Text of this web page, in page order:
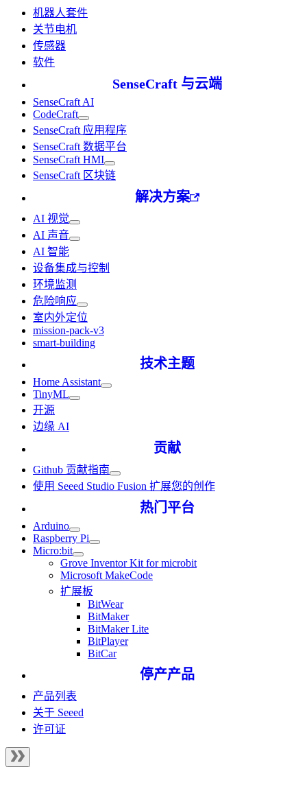
机器人套件
关节电机
传感器
软件
SenseCraft 与云端
SenseCraft AI
CodeCraft
SenseCraft 应用程序
SenseCraft 数据平台
SenseCraft HMI
SenseCraft 区块链
解决方案
AI 视觉
AI 声音
AI 智能
设备集成与控制
环境监测
危险响应
室内外定位
mission-pack-v3
smart-building
技术主题
Home Assistant
TinyML
开源
边缘 AI
贡献
Github 贡献指南
使用 Seeed Studio Fusion 扩展您的创作
热门平台
Arduino
Raspberry Pi
Micro:bit
Grove Inventor Kit for microbit
Microsoft MakeCode
扩展板
BitWear
BitMaker
BitMaker Lite
BitPlayer
BitCar
停产产品
产品列表
关于 Seeed
许可证